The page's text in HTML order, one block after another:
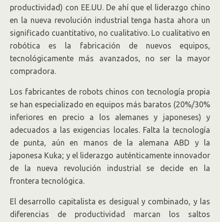
productividad) con EE.UU. De ahí que el liderazgo chino
en la nueva revolución industrial tenga hasta ahora un
significado cuantitativo, no cualitativo. Lo cualitativo en
robótica es la fabricación de nuevos equipos,
tecnológicamente más avanzados, no ser la mayor
compradora.
Los fabricantes de robots chinos con tecnología propia
se han especializado en equipos más baratos (20%/30%
inferiores en precio a los alemanes y japoneses) y
adecuados a las exigencias locales. Falta la tecnología
de punta, aún en manos de la alemana ABD y la
japonesa Kuka; y el liderazgo auténticamente innovador
de la nueva revolución industrial se decide en la
frontera tecnológica.
El desarrollo capitalista es desigual y combinado, y las
diferencias de productividad marcan los saltos